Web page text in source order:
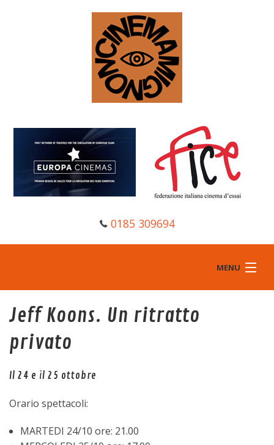
0185 309694
MENU
La sala
Eventi
Tariffe
Jeff Koons. Un ritratto
privato
Il 24 e il 25 ottobre
Orario spettacoli:
MARTEDI 24/10 ore: 21.00